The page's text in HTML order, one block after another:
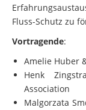
Fluss-Schutz zu
Vortragende:
Amelie Huber
Henk
Association
Malgorzata